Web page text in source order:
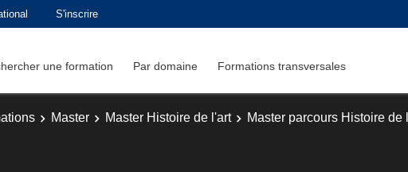
S'inscrire
une formation Par domaine Formations transversales
Master Master Histoire de l'art Master parcours Histoire de